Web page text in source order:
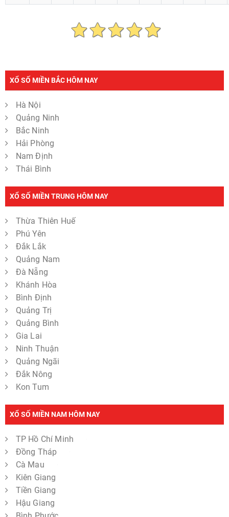
XỔ SỐ MIỀN BẮC HÔM NAY
Hà Nội
Quảng Ninh
Bắc Ninh
Hải Phòng
Nam Định
Thái Bình
XỔ SỐ MIỀN TRUNG HÔM NAY
Thừa Thiên Huế
Phú Yên
Đắk Lắk
Quảng Nam
Đà Nẵng
Khánh Hòa
Bình Định
Quảng Trị
Quảng Bình
Gia Lai
Ninh Thuận
Quảng Ngãi
Đắk Nông
Kon Tum
XỔ SỐ MIỀN NAM HÔM NAY
TP Hồ Chí Minh
Đồng Tháp
Cà Mau
Kiên Giang
Tiền Giang
Hậu Giang